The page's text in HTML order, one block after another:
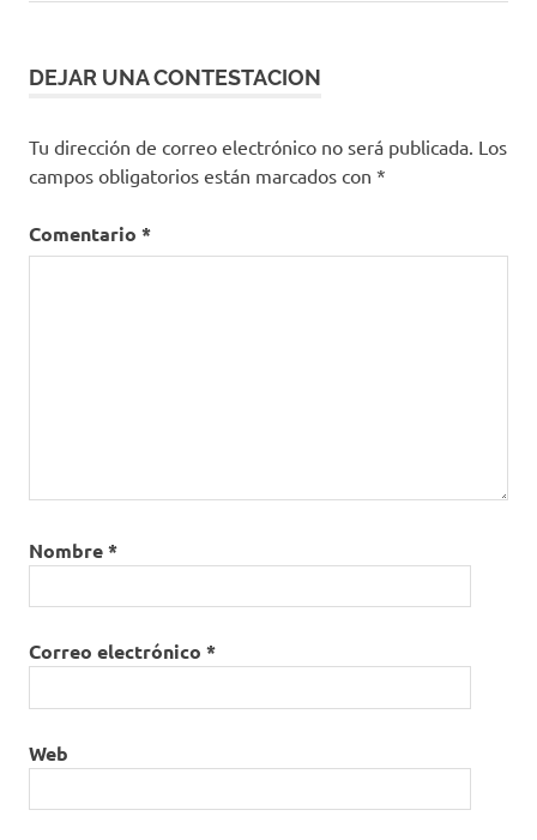
DEJAR UNA CONTESTACION
Tu dirección de correo electrónico no será publicada. Los
campos obligatorios están marcados con *
Comentario *
Nombre*
Correo electrónico *
Web